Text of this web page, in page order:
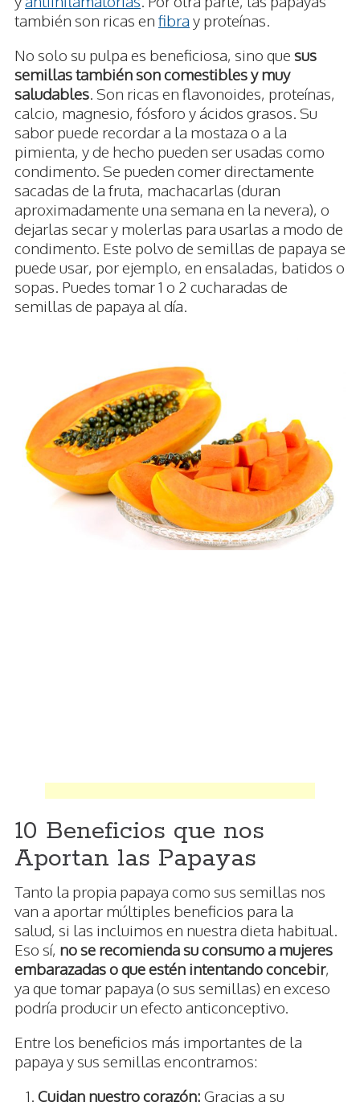
también son ricas en fibra y proteínas.
No solo su pulpa es beneficiosa, sino que sus
semillas también son comestibles y muy
saludables. Son ricas en flavonoides, proteínas,
calcio, magnesio, fósforo y ácidos grasos. Su
sabor puede recordar a la mostaza o a la
pimienta, y de hecho pueden ser usadas como
condimento. Se pueden comer directamente
sacadas de la fruta, machacarlas (duran
aproximadamente una semana en la nevera), o
dejarlas secar y molerlas para usarlas a modo de
condimento. Este polvo de semillas de papaya se
puede usar, por ejemplo, en ensaladas, batidos o
sopas. Puedes tomar 1 o 2 cucharadas de
semillas de papaya al día.
10 Beneficios que nos
Aportan las Papayas
Tanto la propia papaya como sus semillas nos
van a aportar múltiples beneficios para la
salud, si las incluimos en nuestra dieta habitual.
Eso sí, no se recomienda su consumo a mujeres
embarazadas o que estén intentando concebir,
ya que tomar papaya (o sus semillas) en exceso
podría producir un efecto anticonceptivo.
Entre los beneficios más importantes de la
papaya y sus semillas encontramos:
Cuidan nuestro corazón: Gracias a su